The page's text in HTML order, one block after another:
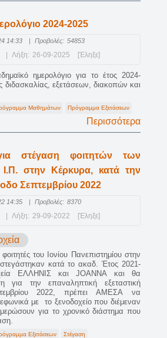
2024-2025
14:33 | Προβολές: 54853
Λήξη: 26-09-2025 [Έληξε]
ημερολόγιο για το έτος 2024-
διδασκαλίας, εξετάσεων, διακοπών και
Μαθημάτων Πρόγραμμα Εξετάσεων
Περισσότερα
στέγαση φοιτητών των
στην Κέρκυρα, κατά την
Σεπτεμβρίου 2022
14:35 | Προβολές: 8370
Λήξη: 29-09-2022 [Έληξε]
του Ιονίου Πανεπιστημίου στην
κατά το ακαδ. Έτος 2021-
ΕΛΛΗΝΙΣ και JOANNA και θα
για την επαναληπτική εξεταστική
2022, πρέπει ΑΜΕΣΑ να
με το ξενοδοχείο που διέμεναν
για το χρονικό διάστημα που
Εξετάσεων Στέγαση